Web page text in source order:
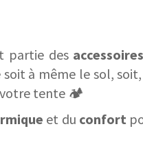
partie des
soit à même le sol,
votre tente 🏕️
et du confort